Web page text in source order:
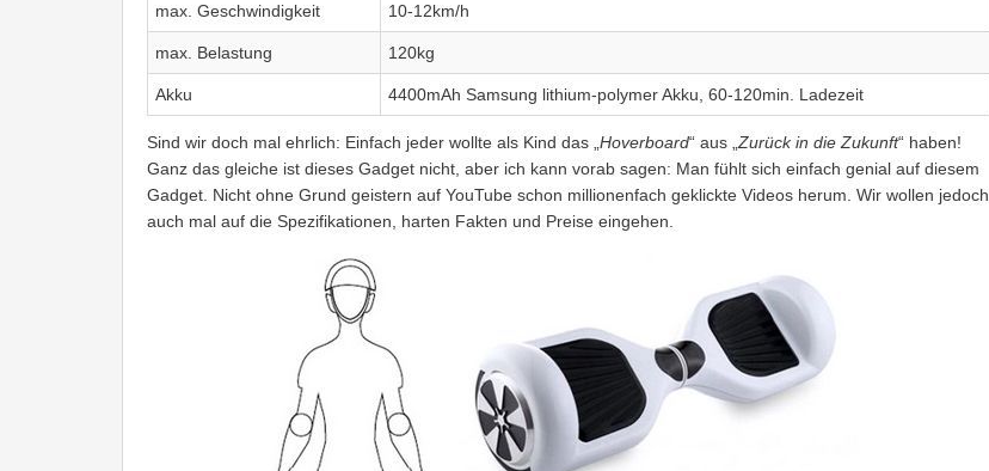
max. Geschwindigkeit 10-12km/h
max. Belastung 120kg
Akku 4400mAh Samsung lithium-polymer Akku, 60-120min. Ladezeit
Sind wir doch mal ehrlich: Einfach jeder wollte als Kind das „Hoverboard“ aus „Zurück in die Zukunft“ haben!
Ganz das gleiche ist dieses Gadget nicht, aber ich kann vorab sagen: Man fühlt sich einfach genial auf diesem
Gadget. Nicht ohne Grund geistern auf YouTube schon millionenfach geklickte Videos herum. Wir wollen jedoch
auch mal auf die Spezifikationen, harten Fakten und Preise eingehen.